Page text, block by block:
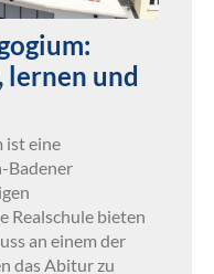
und
ist eine
Badener
Realschule bieten
an einem der
das Abitur zu